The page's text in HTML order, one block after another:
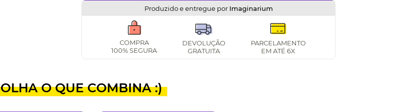
Produzido e entregue por Imaginarium
COMPRA
100% SEGURA
DEVOLUÇÃO
GRATUITA
PARCELAMENTO
EM ATÉ 6X
OLHA O QUE COMBINA :)